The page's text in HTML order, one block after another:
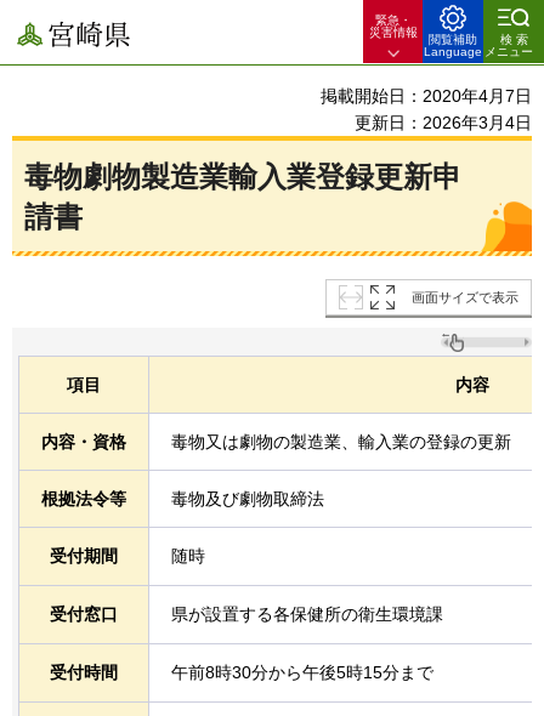
宮崎県
緊急・
災害情報
閲覧補助
Language
検索
メニュー
掲載開始日：2020年4月7日
更新日：2026年3月4日
毒物劇物製造業輸入業登録更新申
請書
画面サイズで表示
項目 内容
内容・資格 毒物又は劇物の製造業、輸入業の登録の更新
根拠法令等 毒物及び劇物取締法
受付期間 随時
受付窓口 県が設置する各保健所の衛生環境課
受付時間 午前8時30分から午後5時15分まで